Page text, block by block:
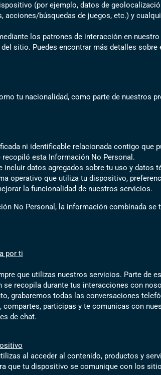
(por ejemplo, datos de
acciones/búsquedas de juegos, etc.) y
los patrones de interacción en
sitio. Puedes encontrar más detalles
tu nacionalidad, como parte de nuestros
ni identificable relacionada contigo
esta Información No Personal.
incluir datos agregados sobre tu uso y
operativo que utiliza tu dispositivo,
la funcionalidad de nuestros servicios.
No Personal, la información combinada
por ti
que utilizas nuestros servicios. Parte de
recopila durante tus interacciones con
grabaremos todas las conversaciones
participas y te comunicas con
de chat.
al acceder al contenido, productos y
que tu dispositivo se comunique con los